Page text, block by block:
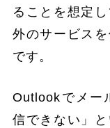
ることを想定
外のサービス
です。
Outlookでメー
信できない」